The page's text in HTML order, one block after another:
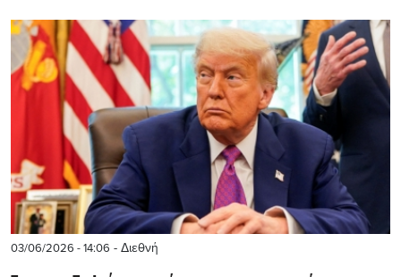
03/06/2026 - 14:06 - Διεθνή